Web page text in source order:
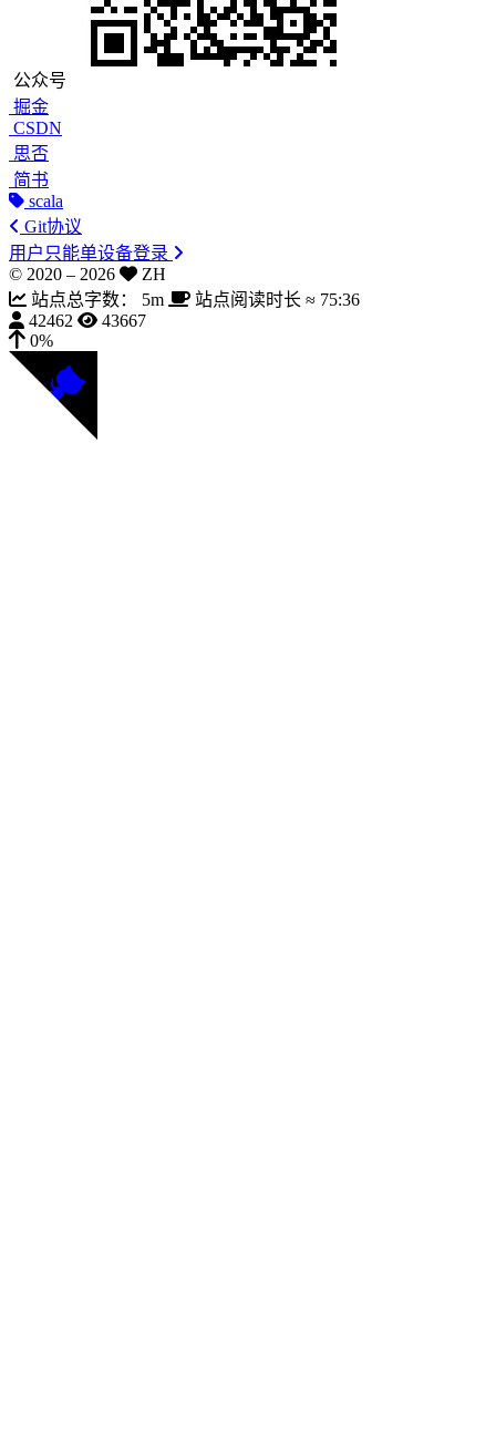
公众号
掘金
CSDN
思否
简书
scala
Git协议
用户只能单设备登录
© 2020 – 2026
ZH
站点总字数：
5m 站点阅读时长 ≈ 75:36
42462
43667
0%